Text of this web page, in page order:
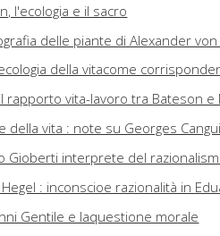
l'ecologia e il sacro
delle piante di Alexander
della vitacome
rapporto vita-lavoro tra Bateson e
della vita : note su Georges
Gioberti interprete del
: inconscioe razionalità in
Gentile e laquestione morale